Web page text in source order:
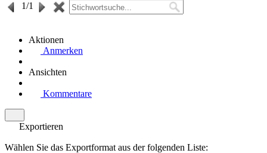
1/1
Aktionen
Anmerken
Ansichten
Kommentare
Exportieren
Wählen Sie das Exportformat aus der folgenden Liste: